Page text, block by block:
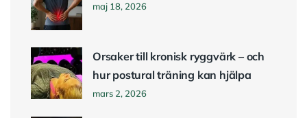
maj 18, 2026
Orsaker till kronisk ryggvärk – och
hur postural träning kan hjälpa
mars 2, 2026